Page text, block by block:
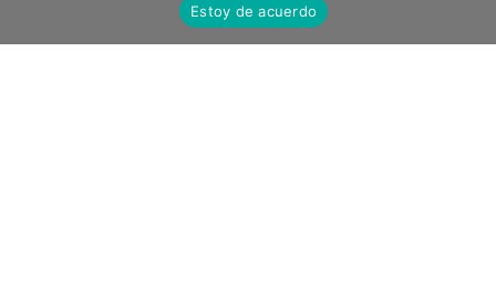
Estoy de acuerdo